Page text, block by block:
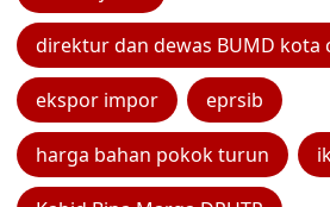
direktur dan dewas BUMD kota
ekspor impor eprsib
harga bahan pokok turun